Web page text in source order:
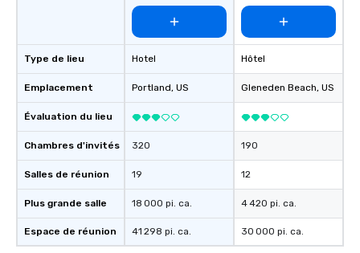
Type de lieu
Emplacement
Évaluation du lieu
Chambres d'invités
Salles de réunion
Plus grande salle
Espace de réunion
Hotel
Portland, US
320
19
18 000 pi. ca.
41 298 pi. ca.
Hôtel
Gleneden Beach, US
190
12
4 420 pi. ca.
30 000 pi. ca.